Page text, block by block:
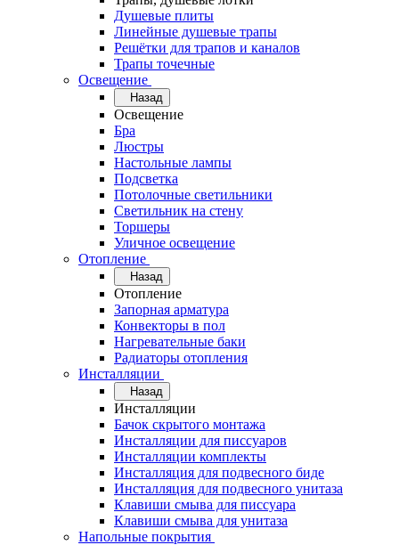
Душевые плиты
Линейные душевые трапы
Решётки для трапов и каналов
Трапы точечные
Освещение
Назад
Освещение
Бра
Люстры
Настольные лампы
Подсветка
Потолочные светильники
Светильник на стену
Торшеры
Уличное освещение
Отопление
Назад
Отопление
Запорная арматура
Конвекторы в пол
Нагревательные баки
Радиаторы отопления
Инсталляции
Назад
Инсталляции
Бачок скрытого монтажа
Инсталляции для писсуаров
Инсталляции комплекты
Инсталляция для подвесного биде
Инсталляция для подвесного унитаза
Клавиши смыва для писсуара
Клавиши смыва для унитаза
Напольные покрытия